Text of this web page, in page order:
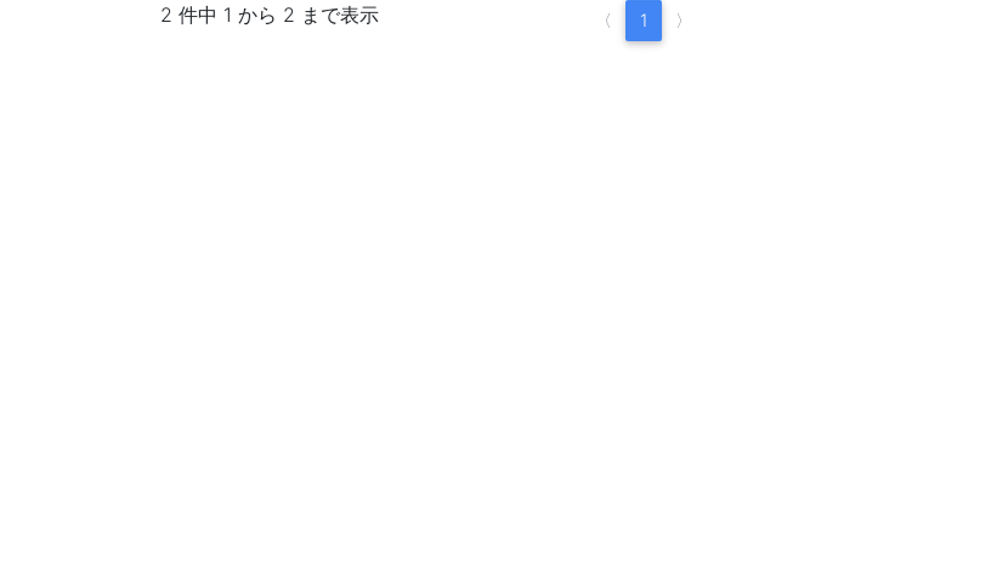
2 件中 1 から 2 まで表示 〈 1 〉